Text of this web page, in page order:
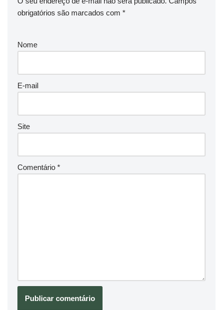
obrigatórios são marcados com *
Nome
E-mail
Site
Comentário *